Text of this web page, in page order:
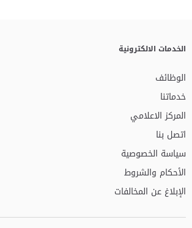
الخدمات الالكترونية
الوظائف
خدماتنا
المركز الاعلامي
اتصل بنا
سياسة الخصوصية
الأحكام والشروط
الإبلاغ عن المخالفات